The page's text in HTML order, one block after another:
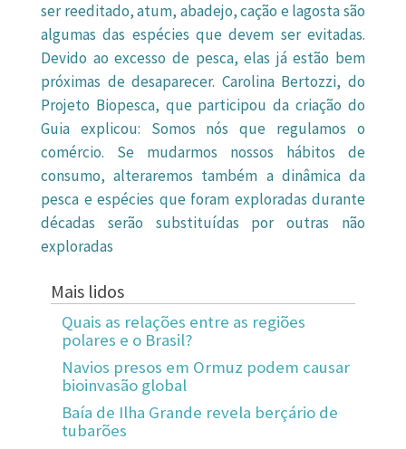
ser reeditado,atum, abadejo,cação elagostasão
algumas das espécies que devem ser evitadas.
Devido ao excesso de pesca, elas já estão bem
próximas de desaparecer. Carolina Bertozzi, do
Projeto Biopesca, que participou da criação do
Guia explicou: Somos nós que regulamos o
comércio. Se mudarmos nossos hábitos de
consumo, alteraremos também a dinâmica da
pesca e espécies que foram exploradas durante
décadas serão substituídas por outras não
exploradas
Mais lidos
Quais as relações entre as regiões
polares e o Brasil?
Navios presos em Ormuz podem causar
bioinvasão global
Baía de Ilha Grande revela berçário de
tubarões